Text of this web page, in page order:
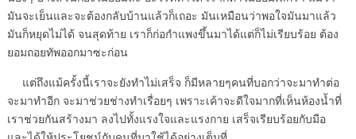
มันจะเย็นและจะต้องกลับบ้านแล้วก็เถอะ มันเหมือนว่าพอใจมันมาแล้ว
มันก็หยุดไม่ได้ จนสุดท้าย เราก็ก่อกำแพงขึ้นมาได้แต่ก็ไม่เรียบร้อย ต้อง
ยอมถอยทัพออกมาซะก่อน
แต่ถึงแม้ครั้งนี้เราจะยังทำไม่เสร็จ ก็มีหลายๆคนที่บอกว่าจะมาทำต่อ
จะมาทำอีก จะมาช่วยช่างทำเรื่อยๆ เพราะเค้าจะดีใจมากที่เห็นห้องน้ำที่
เราช่วยกันสร้างมา ลงไปทั้งแรงใจและแรงกาย เสร็จเรียบร้อยกับมือ